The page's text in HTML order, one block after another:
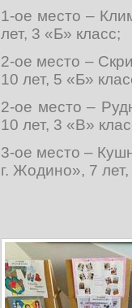
1-ое место –
лет, 3 «Б» класс;
2-ое место –
10 лет, 5 «Б»
2-ое место –
10 лет, 3 «В»
3-ое место –
г. Жодино», 7